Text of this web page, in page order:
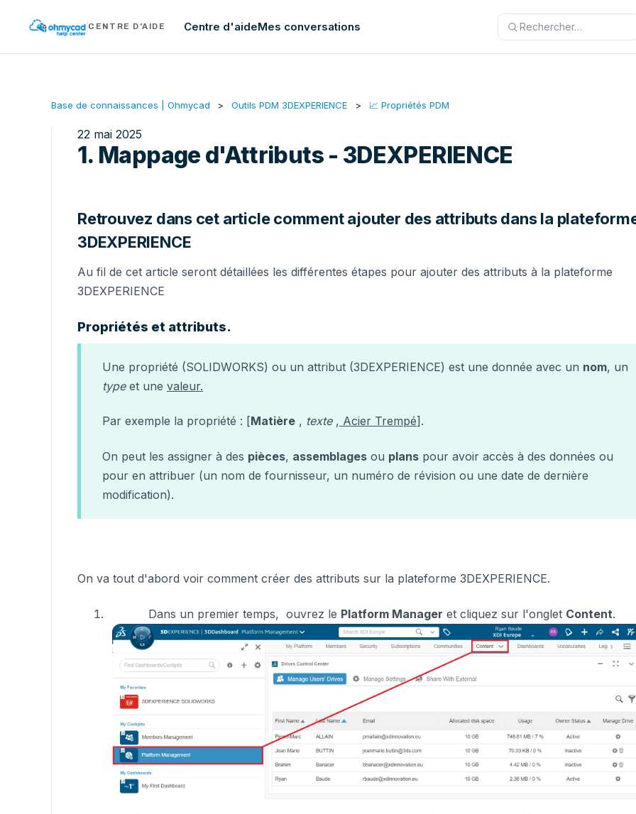
CENTRE D'AIDE Centre d'aideMes conversations
Base de connaissances | Ohmycad Outils PDM 3DEXPERIENCE 📈 Propriétés PDM
22 mai 2025
1. Mappage d'Attributs - 3DEXPERIENCE
Retrouvez dans cet article comment ajouter des attributs dans la
3DEXPERIENCE
Au fil de cet article seront détaillées les différentes étapes pour ajouter des attributs à la plateforme
3DEXPERIENCE
Propriétés et attributs.
Une propriété (SOLIDWORKS) ou un attribut (3DEXPERIENCE) est une donnée avec un nom, un
typeet une valeur.
Par exemple la propriété : [Matière , texte, Acier Trempé].
On peut les assigner à des pièces, assemblages ou plans pour avoir accès à des données ou
pour en attribuer (un nom de fournisseur, un numéro de révision ou une date de dernière
modification).
On va tout d'abord voir comment créer des attributs sur la plateforme 3DEXPERIENCE.
Dans un premier temps, ouvrez le Platform Manager et cliquez sur l'onglet Content.